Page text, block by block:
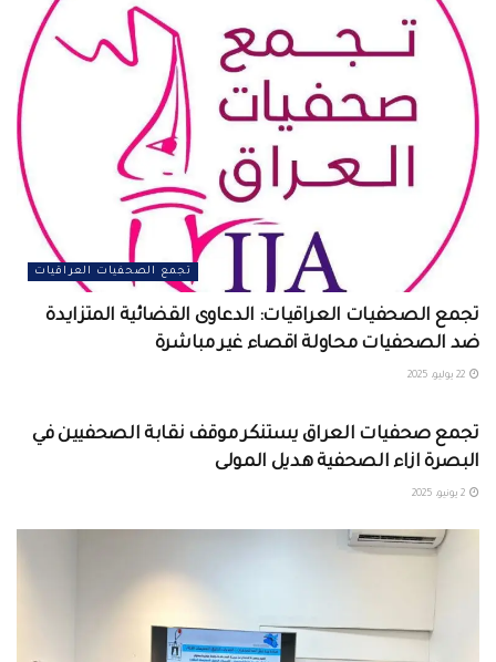
تجمع الصحفيات العراقيات
تجمع الصحفيات العراقيات: الدعاوى القضائية المتزايدة
ضد الصحفيات محاولة اقصاء غير مباشرة
تجمع صحفيات العراق يستنكر موقف نقابة الصحفيين في
البصرة ازاء الصحفية هديل المولى